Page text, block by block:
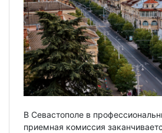
В Севастополе в
приемная комиссия